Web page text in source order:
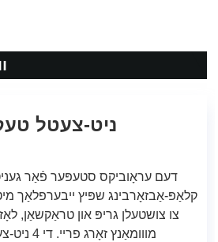
ניט-צעטל
דעם עראָוביקס סטעפּער פֿאַר
קלאַפּ-אַבזאָרבינג שפּיץ ייבערפלאַך מיט
צו צושטעלן גריפּ און טראַקשאַן, לאָזן
מווומאַנץ